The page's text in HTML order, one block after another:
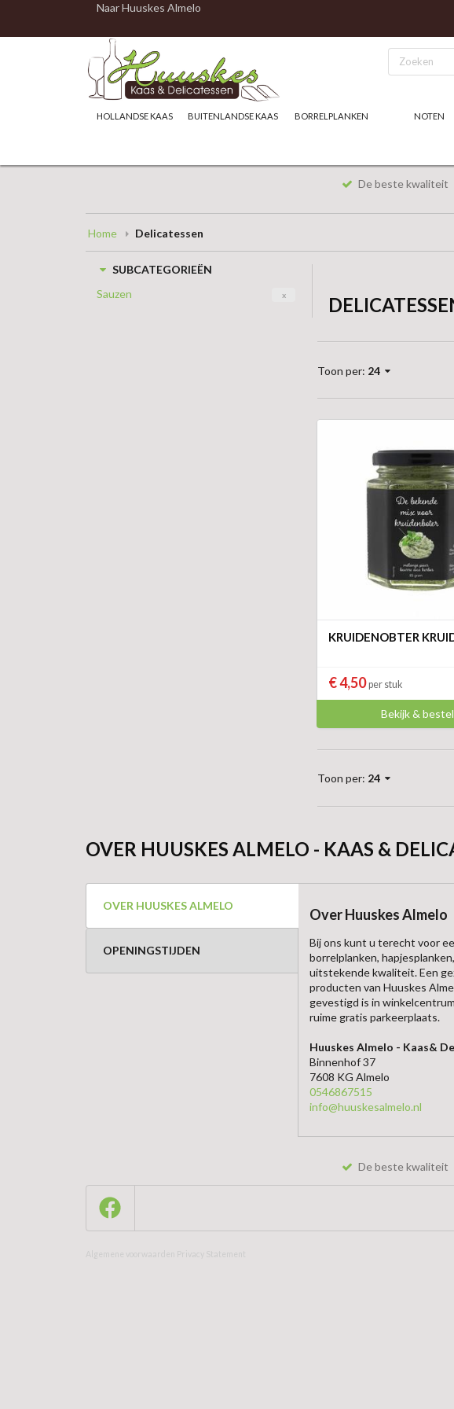
Naar Huuskes Almelo
HOLLANDSE KAAS BUITENLANDSE KAAS BORRELPLANKEN NOTEN
De beste kwaliteit
Home Delicatessen
SUBCATEGORIEËN
Sauzen
x
Toon per: 24
KRUIDENOBTER
€ 4,50per stuk
Bekijk & bestel
Toon per: 24
OVER HUUSKES ALMELO - KAAS &
OVER HUUSKES ALMELO
OPENINGSTIJDEN
Over Huuskes Almelo
Bij ons kunt u terecht voor
borrelplanken,
uitstekende kwaliteit. Een
producten van Huuskes
gevestigd is in
ruime gratis parkeerplaats.
Huuskes Almelo - Kaas&
Binnenhof 37
7608 KG Almelo
0546867515
info@huuskesalmelo.nl
De beste kwaliteit
Algemene voorwaarden Privacy Statement